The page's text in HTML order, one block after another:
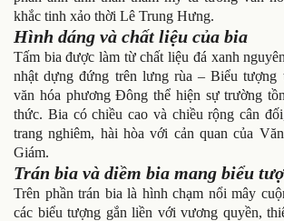
khắc tinh xảo thời Lê Trung Hưng.
Hình dáng và chất liệu của bia
Tấm bia được làm từ chất liệu đá xanh
nhật dựng đứng trên lưng rùa – Biểu tượng
văn hóa phương Đông thể hiện sự trường
thức. Bia có chiều cao và chiều rộng cân
trang nghiêm, hài hòa với cản quan của
Giám.
Trán bia và diềm bia mang biểu
Trên phần trán bia là hình chạm nổi mây
các biểu tượng gắn liền với vương quyền,